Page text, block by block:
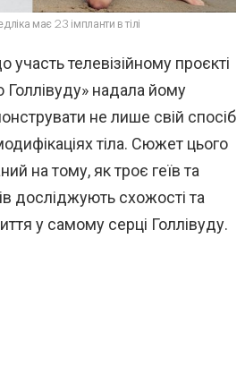
має 23 імпланти в тілі
участь телевізійному проєкті
Голлівуду» надала йому
не лише свій спосіб
тіла. Сюжет цього
на тому, як троє геїв та
досліджують схожості та
у самому серці Голлівуду.